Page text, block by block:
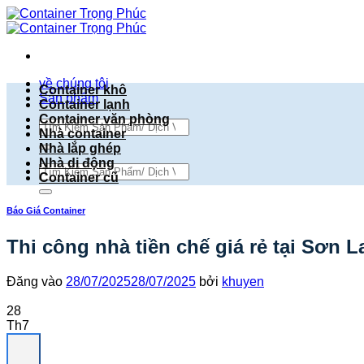
Bỏ
qua
dung
về chúng tôi
Sản phẩm
Tìm
kiếm:
Tìm
kiếm:
Container khô
Container lạnh
Container văn phòng
Nhà container
Nhà lắp ghép
Nhà di động
Container cũ
Báo Giá Container
Thi công nhà tiền chế giá rẻ tại Sơn
Đăng vào 28/07/202528/07/2025 bởi khuyen
28
Th7